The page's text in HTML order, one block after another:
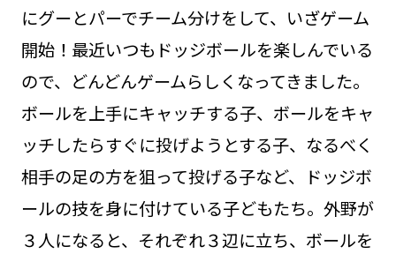
にグーとパーでチーム分けをして、いざゲーム
開始！最近いつもドッジボールを楽しんでいる
ので、どんどんゲームらしくなってきました。
ボールを上手にキャッチする子、ボールをキャ
ッチしたらすぐに投げようとする子、なるべく
相手の足の方を狙って投げる子など、ドッジボ
ールの技を身に付けている子どもたち。外野が
３人になると、それぞれ３辺に立ち、ボールを